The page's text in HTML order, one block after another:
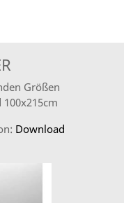
Größen
Download